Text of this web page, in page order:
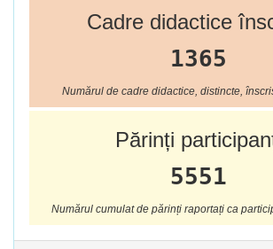
Cadre didactice
1365
Numărul de cadre didactice, distincte,
Părinți
5551
Numărul cumulat de părinți raportați ca